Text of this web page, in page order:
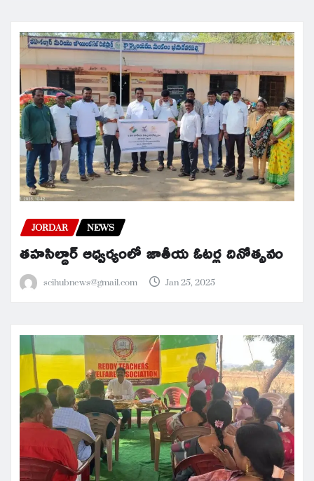
JORDAR NEWS
తహసిల్దార్ ఆధ్వర్యంలో జాతీయ ఓటర్ల దినోత్సవం
scihubnews@gmail.com Jan 25, 2025